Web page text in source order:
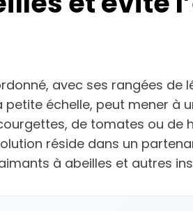
avec ses rangées
échelle, peut mener à
de tomates ou
réside dans un
à abeilles et autres